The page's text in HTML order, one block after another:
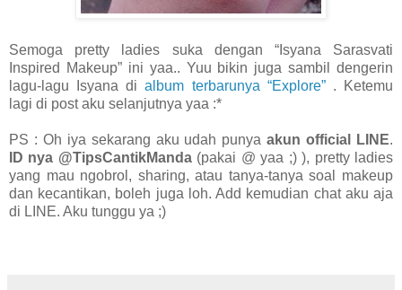
Semoga pretty ladies suka dengan “Isyana Sarasvati
Inspired Makeup” ini yaa.. Yuu bikin juga sambil dengerin
lagu-lagu Isyana dialbum terbarunya “Explore”. Ketemu
lagi di post aku selanjutnya yaa :*
PS : Oh iya sekarang aku udah punyaakun official LINE.
ID nya @TipsCantikManda(pakai @ yaa ;) ), pretty ladies
yang mau ngobrol, sharing, atau tanya-tanya soal makeup
dan kecantikan, boleh juga loh. Add kemudian chat aku aja
di LINE. Aku tunggu ya ;)